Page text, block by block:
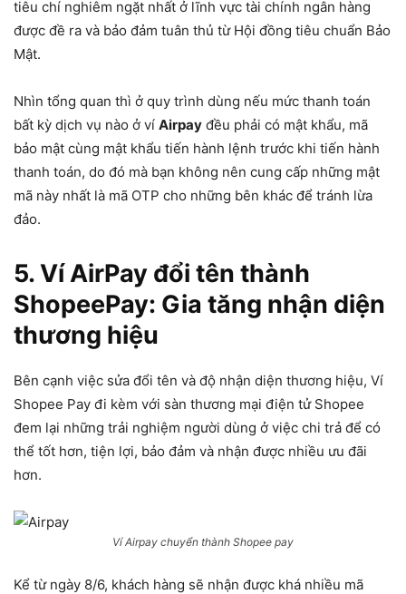
tiêu chí nghiêm ngặt nhất ở lĩnh vực tài chính ngân hàng
được đề ra và bảo đảm tuân thủ từ Hội đồng tiêu chuẩn Bảo
Mật.
Nhìn tổng quan thì ở quy trình dùng nếu mức thanh toán
bất kỳ dịch vụ nào ở ví Airpay đều phải có mật khẩu, mã
bảo mật cùng mật khẩu tiến hành lệnh trước khi tiến hành
thanh toán, do đó mà bạn không nên cung cấp những mật
mã này nhất là mã OTP cho những bên khác để tránh lừa
đảo.
5. Ví AirPay đổi tên thành
ShopeePay: Gia tăng nhận diện
thương hiệu
Bên cạnh việc sửa đổi tên và độ nhận diện thương hiệu, Ví
Shopee Pay đi kèm với sàn thương mại điện tử Shopee
đem lại những trải nghiệm người dùng ở việc chi trả để có
thể tốt hơn, tiện lợi, bảo đảm và nhận được nhiều ưu đãi
hơn.
Ví Airpay chuyển thành Shopee pay
Kể từ ngày 8/6, khách hàng sẽ nhận được khá nhiều mã